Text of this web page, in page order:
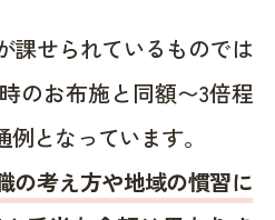
課せられているものでは
のお布施と同額〜3倍程
となっています。
の考え方や地域の慣習に